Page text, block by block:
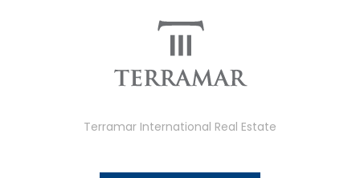
Terramar International Real Estate